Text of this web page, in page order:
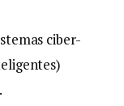
ciber-